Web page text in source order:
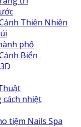
Thiên Nhiên
phố
Biển
cách nhiệt
tiệm Nails Spa